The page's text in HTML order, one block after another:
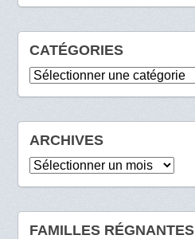
CATÉGORIES
Catégories
ARCHIVES
Archives
FAMILLES RÉGNANTES